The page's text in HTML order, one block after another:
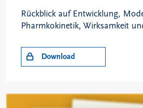
Rückblick auf Entwicklung,
Pharmkokinetik, Wirksamkeit
Download